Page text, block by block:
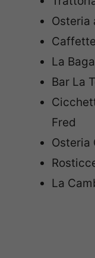
Osteria
La
Bar La
Fred
Osteria
La